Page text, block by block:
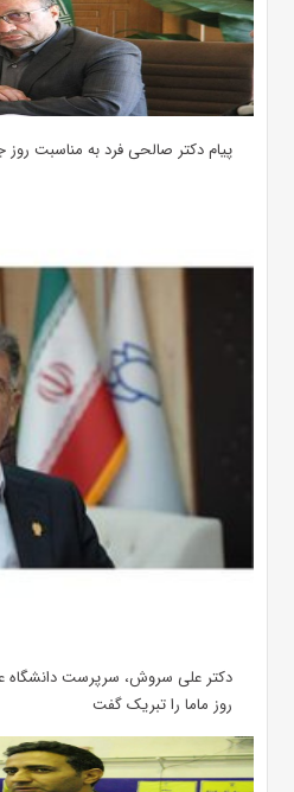
پیام دکتر صالحی فرد به مناسبت روز
دکتر علی سروش، سرپرست دانشگاه
روز ماما را تبریک گفت